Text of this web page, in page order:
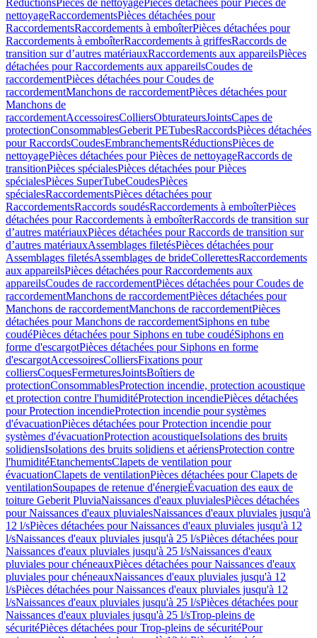
RéductionsPièces de nettoyagePièces détachées pour Pièces de
nettoyageRaccordementsPièces détachées pour
RaccordementsRaccordements à emboîterPièces détachées pour
Raccordements à emboîterRaccordements à griffesRaccords de
transition sur d’autres matériauxRaccordements aux appareilsPièces
détachées pour Raccordements aux appareilsCoudes de
raccordementPièces détachées pour Coudes de
raccordementManchons de raccordementPièces détachées pour
Manchons de
raccordementAccessoiresColliersObturateursJointsCapes de
protectionConsommablesGeberit PETubesRaccordsPièces détachées
pour RaccordsCoudesEmbranchementsRéductionsPièces de
nettoyagePièces détachées pour Pièces de nettoyageRaccords de
transitionPièces spécialesPièces détachées pour Pièces
spécialesPièces SuperTubeCoudesPièces
spécialesRaccordementsPièces détachées pour
RaccordementsRaccords soudésRaccordements à emboîterPièces
détachées pour Raccordements à emboîterRaccords de transition sur
d’autres matériauxPièces détachées pour Raccords de transition sur
d’autres matériauxAssemblages filetésPièces détachées pour
Assemblages filetésAssemblages de brideCollerettesRaccordements
aux appareilsPièces détachées pour Raccordements aux
appareilsCoudes de raccordementPièces détachées pour Coudes de
raccordementManchons de raccordementPièces détachées pour
Manchons de raccordementManchons de raccordementPièces
détachées pour Manchons de raccordementSiphons en tube
coudéPièces détachées pour Siphons en tube coudéSiphons en
forme d'escargotPièces détachées pour Siphons en forme
d'escargotAccessoiresColliersFixations pour
colliersCoquesFermeturesJointsBoîtiers de
protectionConsommablesProtection incendie, protection acoustique
et protection contre l'humiditéProtection incendiePièces détachées
pour Protection incendieProtection incendie pour systèmes
d'évacuationPièces détachées pour Protection incendie pour
systèmes d'évacuationProtection acoustiqueIsolations des bruits
solidiensIsolations des bruits solidiens et aériensProtection contre
l'humiditéEtanchementsClapets de ventilation pour
évacuationClapets de ventilationPièces détachées pour Clapets de
ventilationSoupapes de retenue d'énergieÉvacuation des eaux de
toiture Geberit PluviaNaissances d'eaux pluvialesPièces détachées
pour Naissances d'eaux pluvialesNaissances d'eaux pluviales jusqu'à
12 l/sPièces détachées pour Naissances d'eaux pluviales jusqu'à 12
l/sNaissances d'eaux pluviales jusqu'à 25 l/sPièces détachées pour
Naissances d'eaux pluviales jusqu'à 25 l/sNaissances d'eaux
pluviales pour chéneauxPièces détachées pour Naissances d'eaux
pluviales pour chéneauxNaissances d'eaux pluviales jusqu'à 12
l/sPièces détachées pour Naissances d'eaux pluviales jusqu'à 12
l/sNaissances d'eaux pluviales jusqu'à 25 l/sPièces détachées pour
Naissances d'eaux pluviales jusqu'à 25 l/sTrop-pleins de
sécuritéPièces détachées pour Trop-pleins de sécuritéPour